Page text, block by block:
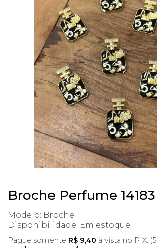
Broche Perfume 14183
Modelo: Broche
Disponibilidade: Em estoque
Pague somente R$ 9,40 à vista no PIX.